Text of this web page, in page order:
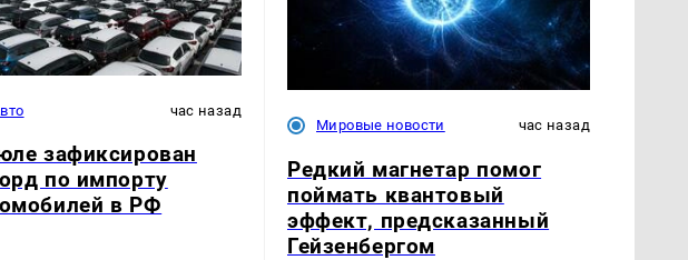
час назад
зафиксирован
по импорту
в РФ
Мировые новости час назад
Редкий магнетар помог
поймать квантовый
эффект, предсказанный
Гейзенбергом